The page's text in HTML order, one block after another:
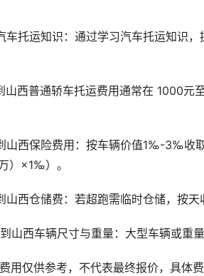
车托运知识：通过学习汽车托运知识
山西普通轿车托运费用通常在 1000元
山西保险费用：按车辆价值1‰-3‰收
）×1‰）。
山西仓储费：若超跑需临时仓储，按天
山西车辆尺寸与重量：大型车辆或重
用仅供参考，不代表最终报价，具体